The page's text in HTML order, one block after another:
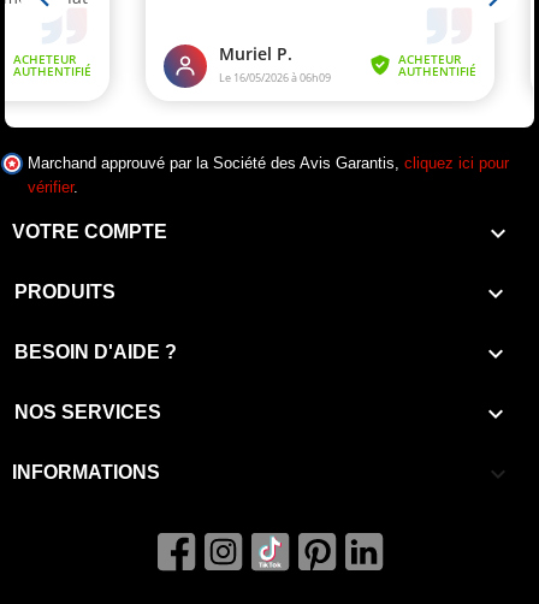
Marchand approuvé par la Société des Avis Garantis, cliquez ici pour
vérifier.
VOTRE COMPTE 
PRODUITS 
BESOIN D'AIDE ? 
NOS SERVICES 
INFORMATIONS keyboard_arrow_down